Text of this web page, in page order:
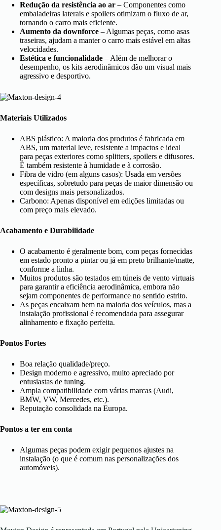
Redução da resistência ao ar – Componentes como
embaladeiras laterais e spoilers otimizam o fluxo de ar,
tornando o carro mais eficiente.
Aumento da downforce – Algumas peças, como asas
traseiras, ajudam a manter o carro mais estável em altas
velocidades.
Estética e funcionalidade – Além de melhorar o
desempenho, os kits aerodinâmicos dão um visual mais
agressivo e desportivo.
Materiais Utilizados
ABS plástico: A maioria dos produtos é fabricada em
ABS, um material leve, resistente a impactos e ideal
para peças exteriores como splitters, spoilers e difusores.
É também resistente à humidade e à corrosão.
Fibra de vidro (em alguns casos): Usada em versões
específicas, sobretudo para peças de maior dimensão ou
com designs mais personalizados.
Carbono: Apenas disponível em edições limitadas ou
com preço mais elevado.
Acabamento e Durabilidade
O acabamento é geralmente bom, com peças fornecidas
em estado pronto a pintar ou já em preto brilhante/matte,
conforme a linha.
Muitos produtos são testados em túneis de vento virtuais
para garantir a eficiência aerodinâmica, embora não
sejam componentes de performance no sentido estrito.
As peças encaixam bem na maioria dos veículos, mas a
instalação profissional é recomendada para assegurar
alinhamento e fixação perfeita.
Pontos Fortes
Boa relação qualidade/preço.
Design moderno e agressivo, muito apreciado por
entusiastas de tuning.
Ampla compatibilidade com várias marcas (Audi,
BMW, VW, Mercedes, etc.).
Reputação consolidada na Europa.
Pontos a ter em conta
Algumas peças podem exigir pequenos ajustes na
instalação (o que é comum nas personalizações dos
automóveis).